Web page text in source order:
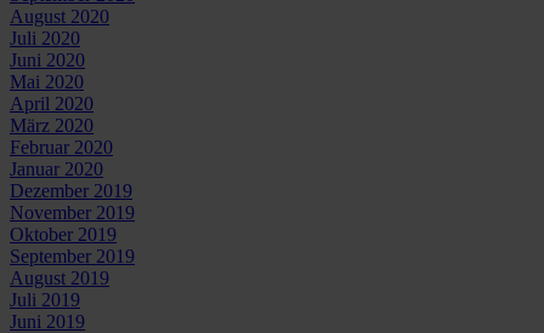
August 2020
Juli 2020
Juni 2020
Mai 2020
April 2020
März 2020
Februar 2020
Januar 2020
Dezember 2019
November 2019
Oktober 2019
September 2019
August 2019
Juli 2019
Juni 2019